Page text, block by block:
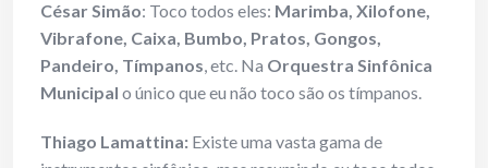
César Simão: Toco todos eles: Marimba, Xilofone,
Vibrafone, Caixa, Bumbo, Pratos, Gongos,
Pandeiro, Tímpanos, etc. Na Orquestra Sinfônica
Municipal o único que eu não toco são os tímpanos.
Thiago Lamattina: Existe uma vasta gama de